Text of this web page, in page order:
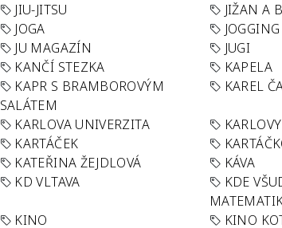
JIU-JITSU JIŽAN A
JOGA JOGGING
JU MAGAZÍN JUGI
KANČÍ STEZKA KAPELA
KAPR S BRAMBOROVÝM
SALÁTEM
KAREL
KARLOVA UNIVERZITA
KARTÁČEK
KATEŘINA ŽEJDLOVÁ KÁVA
KD VLTAVA
KDE
KINO KINO